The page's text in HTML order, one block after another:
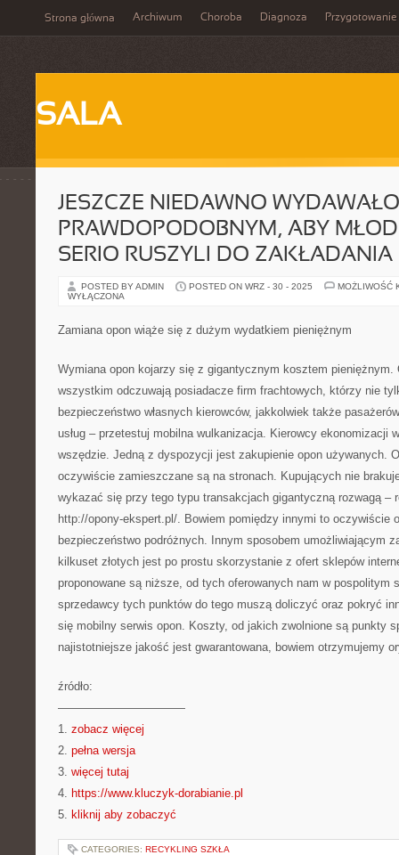
Strona główna Archiwum Choroba Diagnoza Przygotowanie
SALA
JESZCZE NIEDAWNO
PRAWDOPODOBNYM, ABY
SERIO RUSZYLI DO ZAKŁADANIA
POSTED BY ADMIN POSTED ON WRZ - 30 - 2025
MOŻLIWOŚĆ
WYŁĄCZONA
Zamiana opon wiąże się z dużym wydatkiem pieniężnym
Wymiana opon kojarzy się z gigantycznym kosztem pieniężnym.
wszystkim odczuwają posiadacze firm frachtowych, którzy nie
bezpieczeństwo własnych kierowców, jakkolwiek także
usług – przetestuj mobilna wulkanizacja. Kierowcy ekonomizacji
wszędzie. Jedną z dyspozycji jest zakupienie opon używanych.
oczywiście zamieszczane są na stronach. Kupujących nie
wykazać się przy tego typu transakcjach gigantyczną rozwagą –
http://opony-ekspert.pl/. Bowiem pomiędzy innymi to oczywiście
bezpieczeństwo podróżnych. Innym sposobem umożliwiającym
kilkuset złotych jest po prostu skorzystanie z ofert sklepów
proponowane są niższe, od tych oferowanych nam w pospolitym
sprzedawcy tych punktów do tego muszą doliczyć oraz pokryć
się mobilny serwis opon. Koszty, od jakich zwolnione są punkty
najistotniejsze jakość jest gwarantowana, bowiem otrzymujemy
źródło:
———————————
1. zobacz więcej
2. pełna wersja
3. więcej tutaj
4. https://www.kluczyk-dorabianie.pl
5. kliknij aby zobaczyć
CATEGORIES: RECYKLING SZKŁA